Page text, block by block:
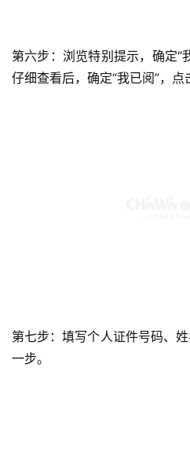
第六步：浏览特别提示，确定“
仔细查看后，确定“我已阅”，点
第七步：填写个人证件号码、
一步。